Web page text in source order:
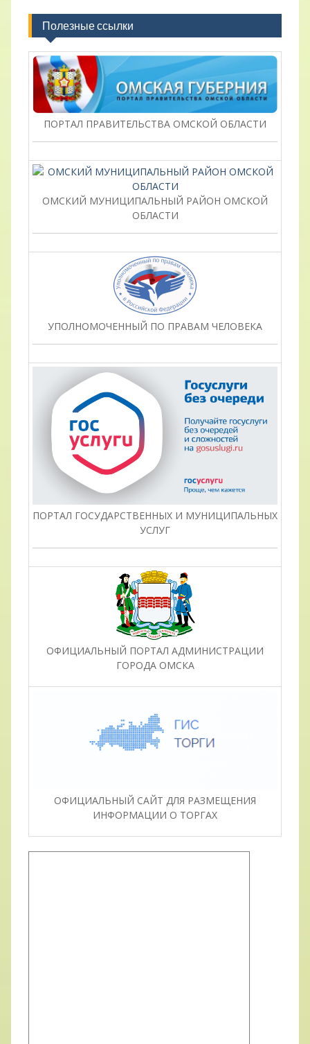
Полезные ссылки
ПОРТАЛ ПРАВИТЕЛЬСТВА ОМСКОЙ ОБЛАСТИ
ОМСКИЙ МУНИЦИПАЛЬНЫЙ РАЙОН ОМСКОЙ
ОБЛАСТИ
УПОЛНОМОЧЕННЫЙ ПО ПРАВАМ ЧЕЛОВЕКА
ПОРТАЛ ГОСУДАРСТВЕННЫХ И МУНИЦИПАЛЬНЫХ
УСЛУГ
ОФИЦИАЛЬНЫЙ ПОРТАЛ АДМИНИСТРАЦИИ
ГОРОДА ОМСКА
ОФИЦИАЛЬНЫЙ САЙТ ДЛЯ РАЗМЕЩЕНИЯ
ИНФОРМАЦИИ О ТОРГАХ